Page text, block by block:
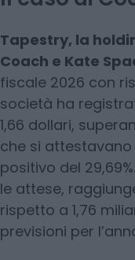
Tapestry, la
Coach e Kate
fiscale 2026 con
società ha
1,66 dollari,
che si attestavano
positivo del
le attese,
rispetto a 1,76
previsioni per